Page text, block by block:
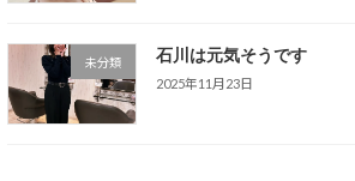
未分類 石川は元気そうです
2025年11月23日